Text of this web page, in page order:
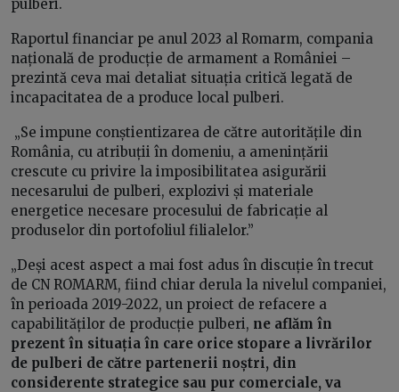
pulberi.
Raportul financiar pe anul 2023 al Romarm, compania
națională de producție de armament a României –
prezintă ceva mai detaliat situația critică legată de
incapacitatea de a produce local pulberi.
„Se impune conștientizarea de către autoritățile din
România, cu atribuții în domeniu, a amenințării
crescute cu privire la imposibilitatea asigurării
necesarului de pulberi, explozivi și materiale
energetice necesare procesului de fabricație al
produselor din portofoliul filialelor.”
„Deși acest aspect a mai fost adus în discuție în trecut
de CN ROMARM, fiind chiar derula la nivelul companiei,
în perioada 2019-2022, un proiect de refacere a
capabilităților de producție pulberi, ne aflăm în
prezent în situația în care orice stopare a livrărilor
de pulberi de către partenerii noștri, din
considerente strategice sau pur comerciale, va